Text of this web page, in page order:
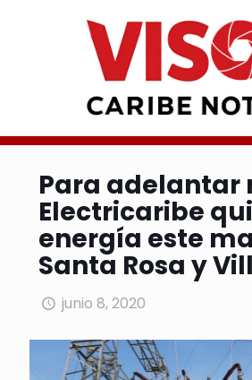
Para adelantar
Electricaribe
energía este
Santa Rosa y
junio 8, 2020